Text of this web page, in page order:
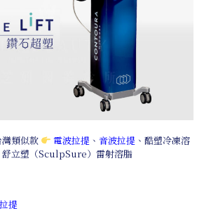
類似款 電波拉提 、 音波拉提 、酷塑冷凍溶
舒立塑（SculpSure）雷射溶脂
提